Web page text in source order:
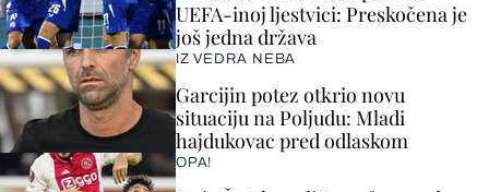
UEFA-inoj ljestvici: Preskočena je
još jedna država
IZ VEDRA NEBA
Garcijin potez otkrio novu
situaciju na Poljudu: Mladi
hajdukovac pred odlaskom
OPA!